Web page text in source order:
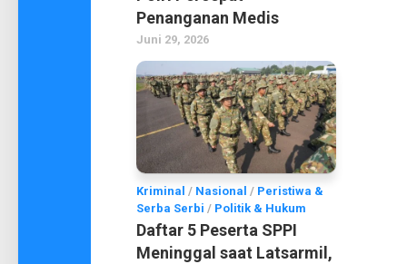
Penanganan Medis
Juni 29, 2026
Kriminal / Nasional / Peristiwa &
Serba Serbi / Politik & Hukum
Daftar 5 Peserta SPPI
Meninggal saat Latsarmil,